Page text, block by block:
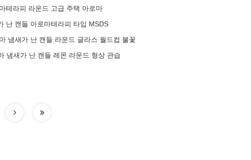
테라피 라운드 고급 주택 아로마
난 캔들 아로마테라피 타입 MSDS
냄새가 난 캔들 라운드 글라스 월드컵 불꽃
냄새가 난 캔들 레몬 라운드 형상 관습